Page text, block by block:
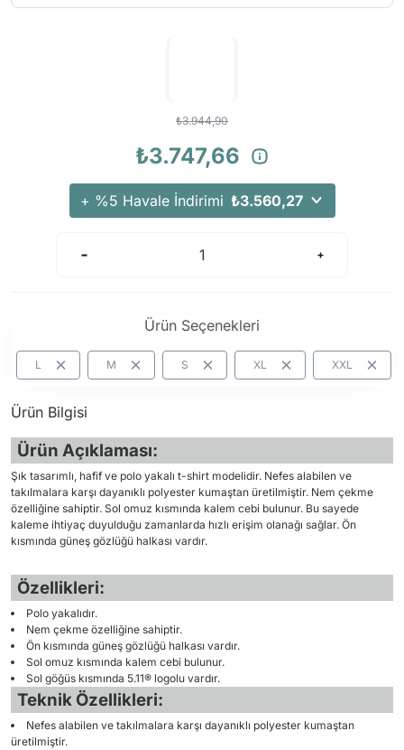
₺3.944,90
₺3.747,66
+ %5 Havale İndirimi ₺3.560,27
Ürün Seçenekleri
L M S XL XXL
Ürün Bilgisi
Ürün Açıklaması:
Şık tasarımlı, hafif ve polo yakalı t-shirt modelidir. Nefes alabilen ve
takılmalara karşı dayanıklı polyester kumaştan üretilmiştir. Nem çekme
özelliğine sahiptir. Sol omuz kısmında kalem cebi bulunur. Bu sayede
kaleme ihtiyaç duyulduğu zamanlarda hızlı erişim olanağı sağlar. Ön
kısmında güneş gözlüğü halkası vardır.
Özellikleri:
Polo yakalıdır.
Nem çekme özelliğine sahiptir.
Ön kısmında güneş gözlüğü halkası vardır.
Sol omuz kısmında kalem cebi bulunur.
Sol göğüs kısmında 5.11® logolu vardır.
Teknik Özellikleri:
Nefes alabilen ve takılmalara karşı dayanıklı polyester kumaştan
üretilmiştir.